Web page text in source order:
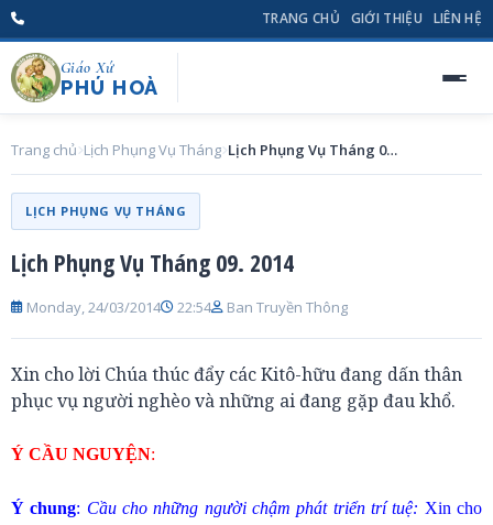
TRANG CHỦ GIỚI THIỆU LIÊN HỆ
Giáo Xứ
PHÚ HOÀ
Trang chủ Lịch Phụng Vụ Tháng Lịch Phụng Vụ Tháng 09. 2014
LỊCH PHỤNG VỤ THÁNG
Lịch Phụng Vụ Tháng 09. 2014
Monday, 24/03/2014 22:54 Ban Truyền Thông
Xin cho lời Chúa thúc đẩy các Kitô-hữu đang dấn thân
phục vụ người nghèo và những ai đang gặp đau khổ.
Ý CẦU NGUYỆN:
Ý chung: Cầu cho những người chậm phát triển trí tuệ: Xin cho